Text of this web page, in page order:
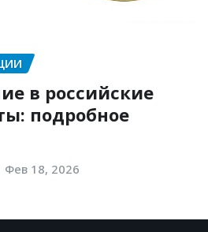
в российские
подробное
Фев 18, 2026